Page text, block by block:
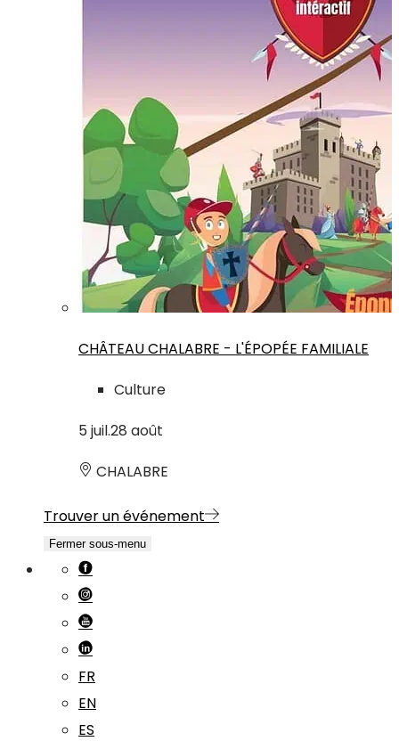
CHÂTEAU CHALABRE - L'ÉPOPÉE FAMILIALE
Culture
5 juil.28 août
CHALABRE
Trouver un événement
Fermer sous-menu
FR
EN
ES